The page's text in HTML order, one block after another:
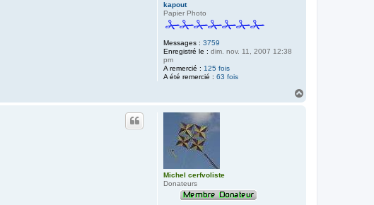
kapout
Papier Photo
Messages : 3759
Enregistré le : dim. nov. 11, 2007 12:38
pm
A remercié : 125 fois
A été remercié : 63 fois
Michel cerfvoliste
Donateurs